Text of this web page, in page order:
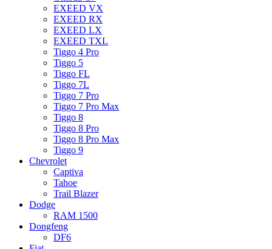
EXEED VX
EXEED RX
EXEED LX
EXEED TXL
Tiggo 4 Pro
Tiggo 5
Tiggo FL
Tiggo 7L
Tiggo 7 Pro
Tiggo 7 Pro Max
Tiggo 8
Tiggo 8 Pro
Tiggo 8 Pro Max
Tiggo 9
Chevrolet
Captiva
Tahoe
Trail Blazer
Dodge
RAM 1500
Dongfeng
DF6